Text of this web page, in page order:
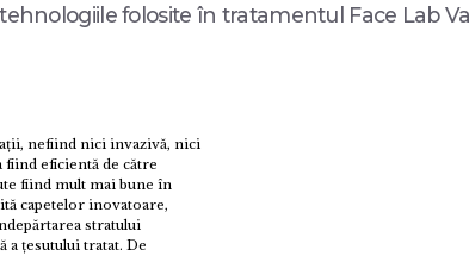
folosite în tratamentul Face Lab
nefiind nici invazivă, nici
eficientă de către
fiind mult mai bune în
capetelor inovatoare,
stratului
a țesutului tratat. De